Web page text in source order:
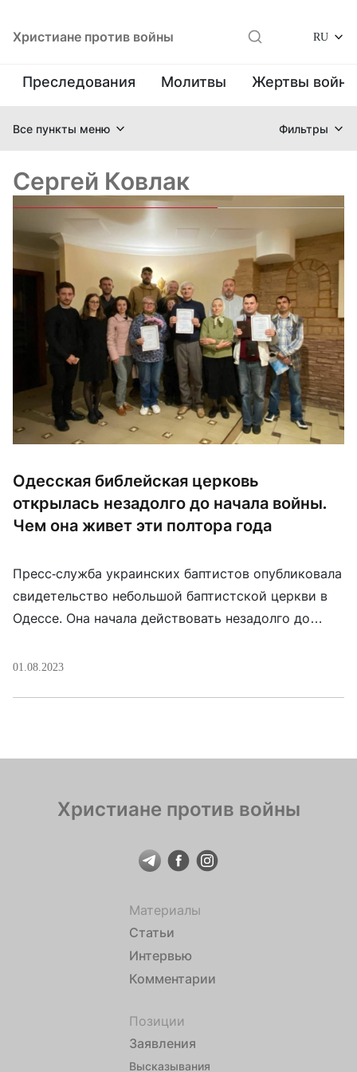
Христиане против войны RU
Преследования Молитвы Жертвы
Все пункты меню Фильтры
Сергей Ковлак
Одесская библейская церковь
открылась незадолго до начала войны.
Чем она живет эти полтора года
Пресс-служба украинских баптистов опубликовала
свидетельство небольшой баптистской церкви в
Одессе. Она начала действовать незадолго до
членов общины выехал, кто-то остался. Сейчас
01.08.2023
Христиане против войны
Материалы
Статьи
Интервью
Комментарии
Позиции
Заявления
Высказывания